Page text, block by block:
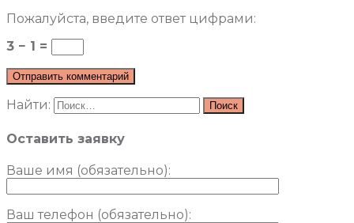
Пожалуйста, введите ответ цифрами:
3 − 1 =
Найти:
Оставить заявку
Ваше имя (обязательно):
Ваш телефон (обязательно):